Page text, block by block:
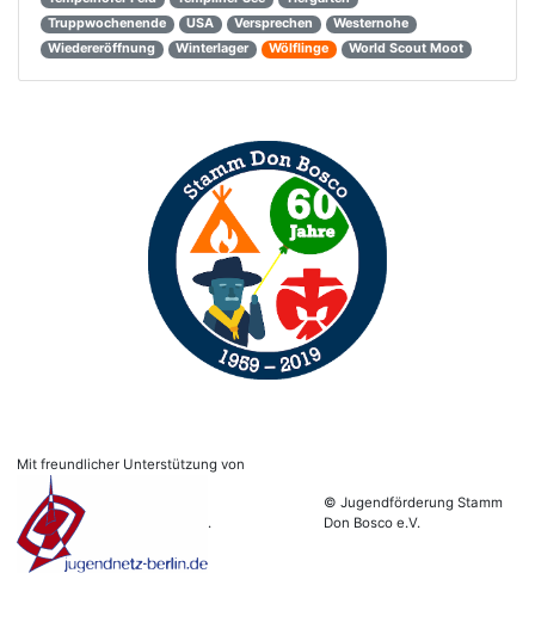
Truppwochenende
USA Versprechen
Westernohe
Wiedereröffnung
Winterlager Wölflinge World Scout Moot
Mit freundlicher Unterstützung von
.
© Jugendförderung Stamm
Don Bosco e.V.